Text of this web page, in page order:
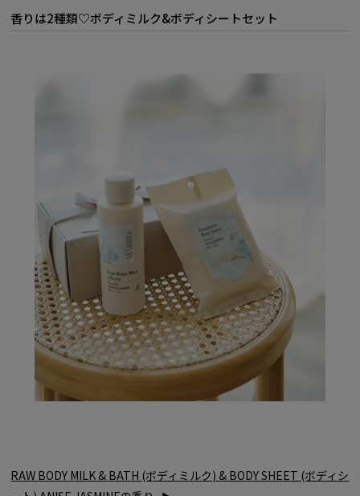
香りは2種類♡ボディミルク&ボディシートセット
RAW BODY MILK & BATH (ボディミルク) & BODY SHEET (ボディシ